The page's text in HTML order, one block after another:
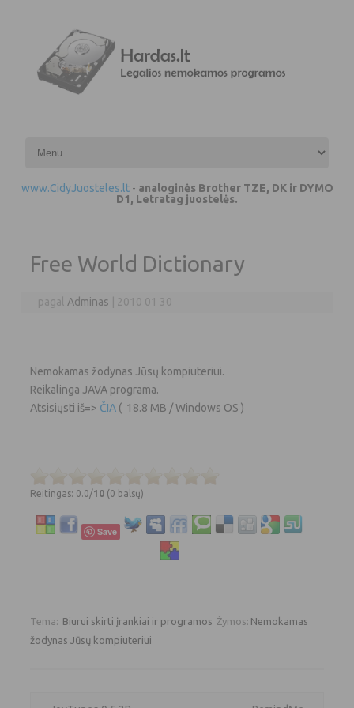
www.CidyJuosteles.lt- analoginės Brother TZE, DK ir DYMO
D1, Letratag juostelės.
Free World Dictionary
pagal Adminas 2010 01 30
Nemokamas žodynas Jūsų kompiuteriui.
Reikalinga JAVA programa.
Atsisiųsti iš=> ČIA ( 18.8 MB / Windows OS )
Reitingas: 0.0/10 (0 balsų)
Save
Tema: Biurui skirti įrankiai ir programos Žymos: Nemokamas
žodynas Jūsų kompiuteriui